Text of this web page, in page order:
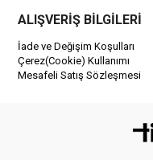
ALIŞVERİŞ BİLGİLERİ
İade ve Değişim Koşulları
Çerez(Cookie) Kullanımı
Mesafeli Satış Sözleşmesi